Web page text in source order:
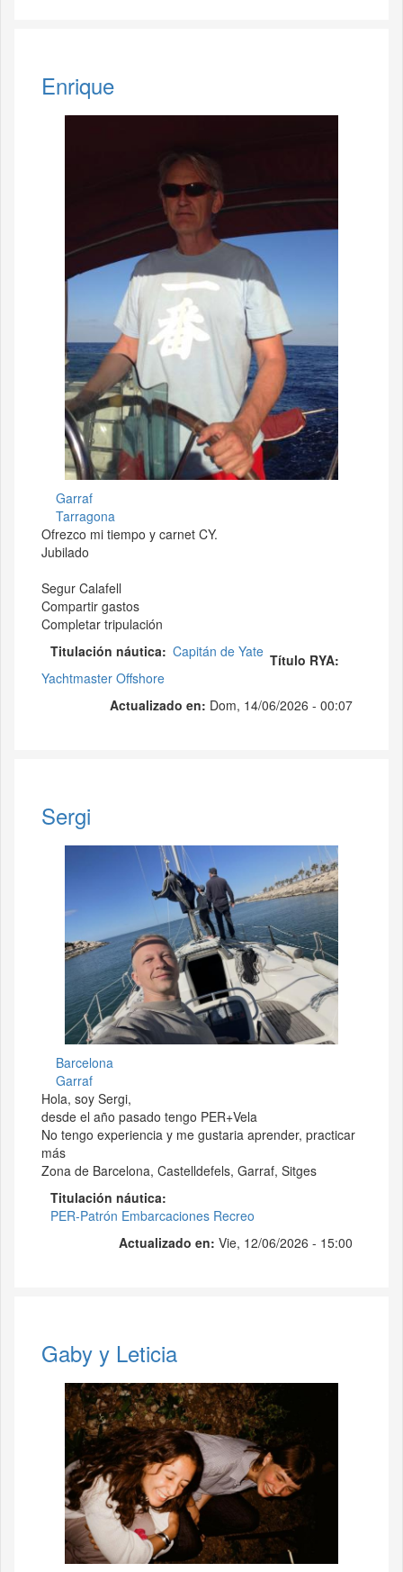
Enrique
Garraf
Tarragona
Ofrezco mi tiempo y carnet CY.
Jubilado
Segur Calafell
Compartir gastos
Completar tripulación
Titulación náutica Capitán de Yate Título RYA
Yachtmaster Offshore
Actualizado en: Dom, 14/06/2026 - 00:07
Sergi
Barcelona
Garraf
Hola, soy Sergi,
desde el año pasado tengo PER+Vela
No tengo experiencia y me gustaria aprender, practicar
más
Zona de Barcelona, Castelldefels, Garraf, Sitges
Titulación náutica
PER-Patrón Embarcaciones Recreo
Actualizado en: Vie, 12/06/2026 - 15:00
Gaby y Leticia